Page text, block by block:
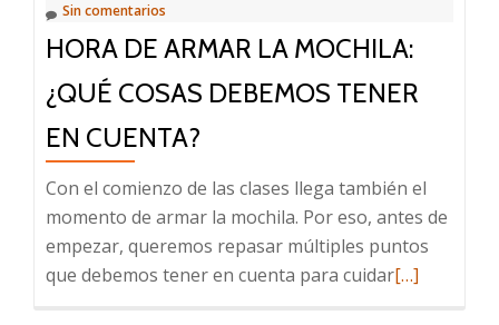
Sin comentarios
HORA DE ARMAR LA MOCHILA:
¿QUÉ COSAS DEBEMOS TENER
EN CUENTA?
Con el comienzo de las clases llega también el
momento de armar la mochila. Por eso, antes de
empezar, queremos repasar múltiples puntos
que debemos tener en cuenta para cuidarLeer
[…]